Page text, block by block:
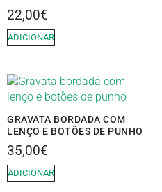
22,00€
ADICIONAR
GRAVATA BORDADA COM
LENÇO E BOTÕES DE PUNHO
35,00€
ADICIONAR